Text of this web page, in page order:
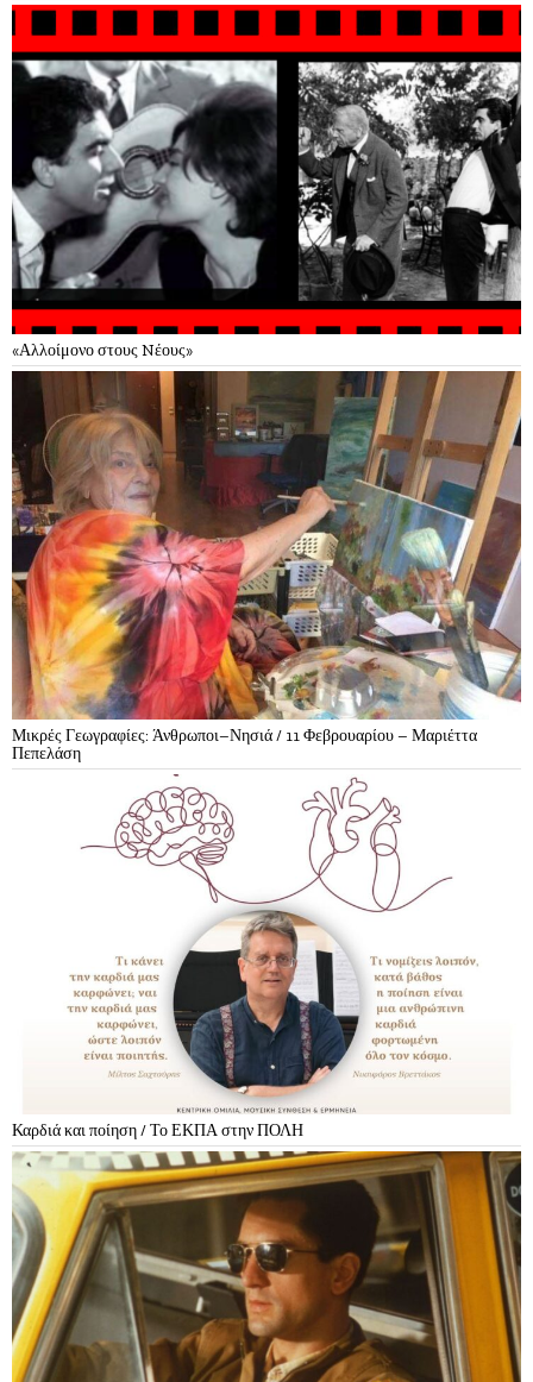
«Αλλοίμονο στους Nέους»
Μικρές Γεωγραφίες: Άνθρωποι–Νησιά / 11 Φεβρουαρίου – Μαριέττα
Πεπελάση
Καρδιά και ποίηση / Το ΕΚΠΑ στην ΠΟΛΗ